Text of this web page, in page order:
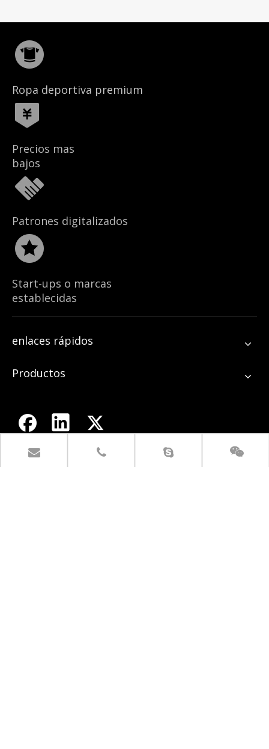
Ropa deportiva premium
Precios mas
bajos
Patrones digitalizados
Start-ups o marcas
establecidas
enlaces rápidos
Productos
Tour por la fábrica